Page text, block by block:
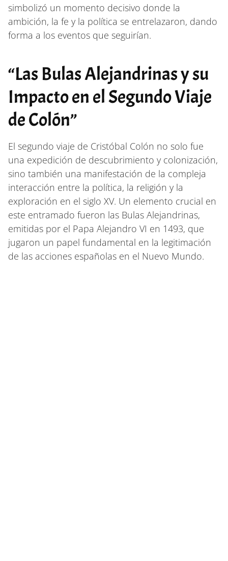
simbolizó un momento decisivo donde la
ambición, la fe y la política se entrelazaron, dando
forma a los eventos que seguirían.
“Las Bulas Alejandrinas y su
Impacto en el Segundo Viaje
de Colón”
El segundo viaje de Cristóbal Colón no solo fue
una expedición de descubrimiento y colonización,
sino también una manifestación de la compleja
interacción entre la política, la religión y la
exploración en el siglo XV. Un elemento crucial en
este entramado fueron las Bulas Alejandrinas,
emitidas por el Papa Alejandro VI en 1493, que
jugaron un papel fundamental en la legitimación
de las acciones españolas en el Nuevo Mundo.